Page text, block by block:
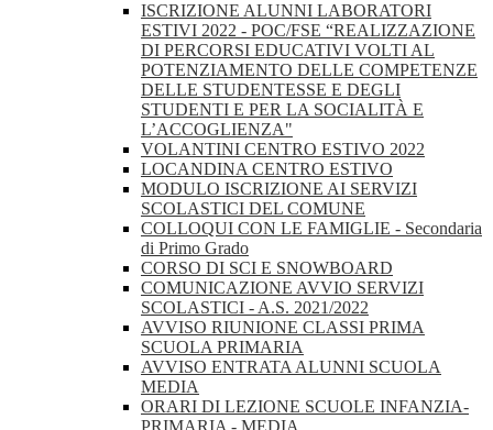
ISCRIZIONE ALUNNI LABORATORI
ESTIVI 2022 - POC/FSE “REALIZZAZIONE
DI PERCORSI EDUCATIVI VOLTI AL
POTENZIAMENTO DELLE COMPETENZE
DELLE STUDENTESSE E DEGLI
STUDENTI E PER LA SOCIALITÀ E
L’ACCOGLIENZA"
VOLANTINI CENTRO ESTIVO 2022
LOCANDINA CENTRO ESTIVO
MODULO ISCRIZIONE AI SERVIZI
SCOLASTICI DEL COMUNE
COLLOQUI CON LE FAMIGLIE - Secondaria
di Primo Grado
CORSO DI SCI E SNOWBOARD
COMUNICAZIONE AVVIO SERVIZI
SCOLASTICI - A.S. 2021/2022
AVVISO RIUNIONE CLASSI PRIMA
SCUOLA PRIMARIA
AVVISO ENTRATA ALUNNI SCUOLA
MEDIA
ORARI DI LEZIONE SCUOLE INFANZIA-